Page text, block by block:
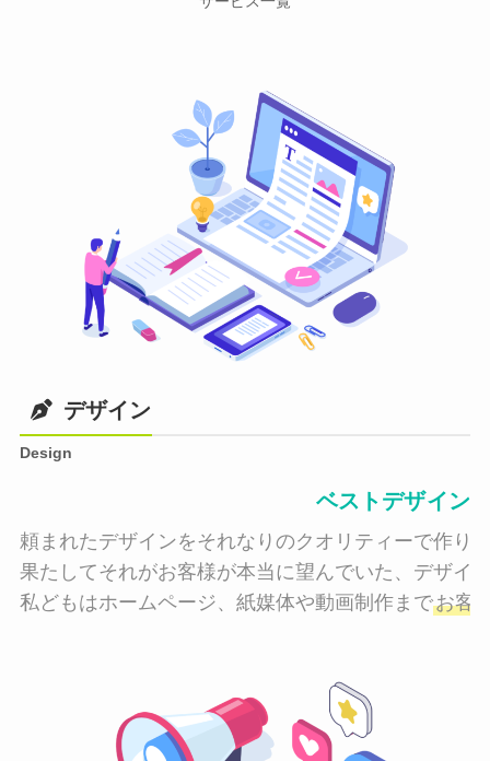
デザイン
Design
ベストデザイン
頼まれたデザインをそれなりのクオリティーで作り
果たしてそれがお客様が本当に望んでいた、デザイ
私どもはホームページ、紙媒体や動画制作までお客